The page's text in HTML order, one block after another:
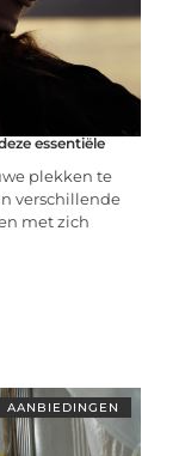
essentiële
plekken te
verschillende
met zich
AANBIEDINGEN